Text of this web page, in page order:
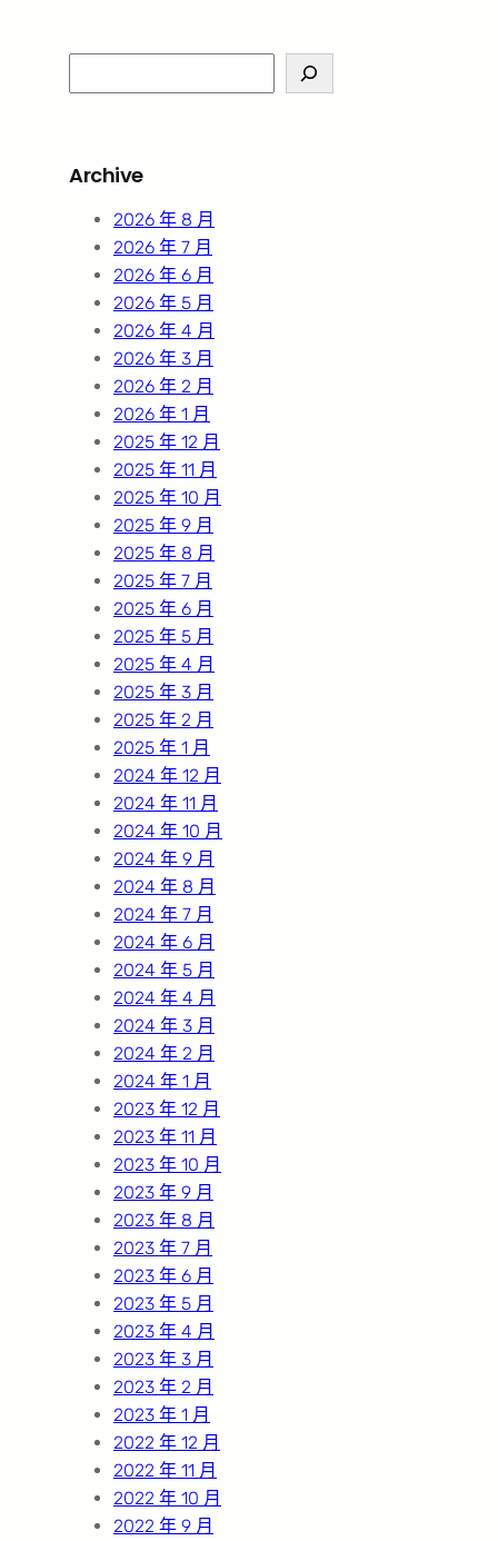
e
c
Archive
2026 年 8 月
2026 年 7 月
2026 年 6 月
2026 年 5 月
2026 年 4 月
2026 年 3 月
2026 年 2 月
2026 年 1 月
2025 年 12 月
2025 年 11 月
2025 年 10 月
2025 年 9 月
2025 年 8 月
2025 年 7 月
2025 年 6 月
2025 年 5 月
2025 年 4 月
2025 年 3 月
2025 年 2 月
2025 年 1 月
2024 年 12 月
2024 年 11 月
2024 年 10 月
2024 年 9 月
2024 年 8 月
2024 年 7 月
2024 年 6 月
2024 年 5 月
2024 年 4 月
2024 年 3 月
2024 年 2 月
2024 年 1 月
2023 年 12 月
2023 年 11 月
2023 年 10 月
2023 年 9 月
2023 年 8 月
2023 年 7 月
2023 年 6 月
2023 年 5 月
2023 年 4 月
2023 年 3 月
2023 年 2 月
2023 年 1 月
2022 年 12 月
2022 年 11 月
2022 年 10 月
2022 年 9 月